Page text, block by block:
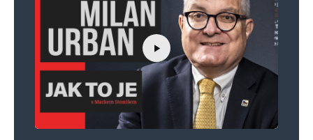
Svan
8. 5. 2024 (21:46)
Západ sem napochodoval v roce 1989
a od té doby to s námi jde od 10 k 5. Pro
vaší informací, sovětský svaz tu nestrávil
50 let ani náhodou. Vaše interpretace
Odpovědět